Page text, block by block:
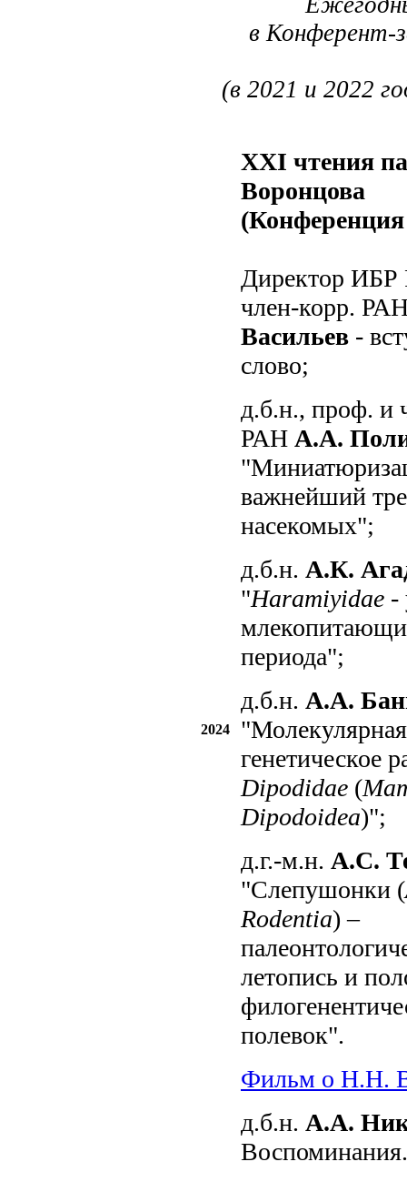
в Конферент-
(в 2021 и 2022
2024
XXI чтения
Воронцова
Директор
член-корр.
Васильев -
слово;
д.б.н., проф. и
РАН А.А.
важнейший
насекомых";
д.б.н. А.К.
"Haramiyidae -
периода";
д.б.н. А.А.
генетическое
Dipodidae (
Dipodoidea)";
д.г.-м.н. А.С.
"Слепушонки (
Rodentia) –
летопись и
полевок".
Фильм о Н.Н.
д.б.н. А.А.
Воспоминания.